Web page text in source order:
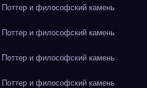
и философский камень
и философский камень
и философский камень
и философский камень